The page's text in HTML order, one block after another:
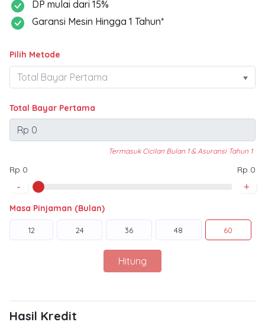
DP mulai dari 15%
Garansi Mesin Hingga 1 Tahun*
Pilih Metode
Total Bayar Pertama
Termasuk Cicilan Bulan 1 & Asuransi Tahun 1
Rp 0 Rp 0
- +
Masa Pinjaman (Bulan)
12 24 36 48 60
Hitung
Hasil Kredit